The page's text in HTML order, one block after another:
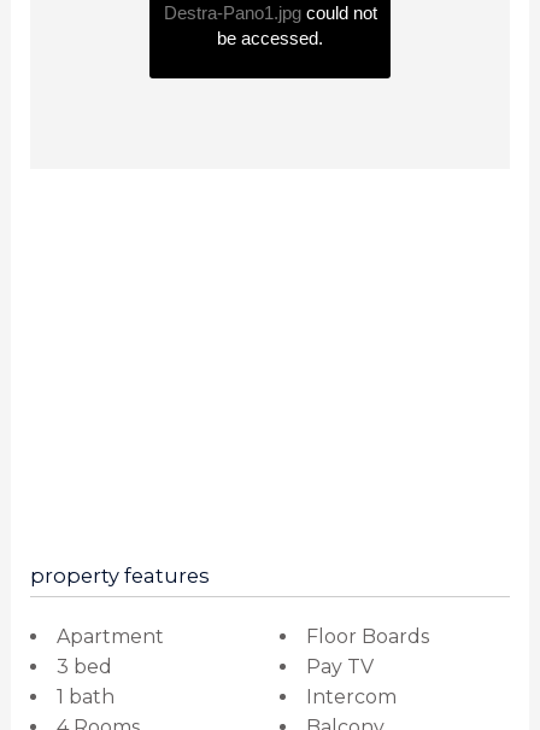
Destra-Pano1.jpgcould not
be accessed.
property features
Apartment
3 bed
1 bath
Floor Boards
Pay TV
Intercom